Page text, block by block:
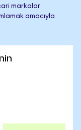
markalar
amacıyla